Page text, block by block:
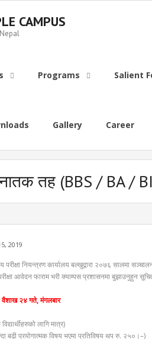
CAMPUS
Programs Salient
Gallery Career
तह (BBS / BA /
2019
परीक्षा नियन्त्रण कार्यालय बल्खुद्वारा २०७६ सालमा
आवेदन फाराम भरी क्याम्पस प्रशासनमा बुझाउनुहुन
वैशाख २४ गते, मंगलबार
लागि मात्र)
बढी प्रयोगात्मक विषय भएमा प्रतिविषय थप रु. २५०।–)